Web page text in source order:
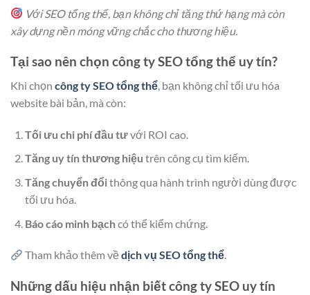
Với SEO tổng thể, bạn không chỉ tăng thứ hạng mà còn
xây dựng nền móng vững chắc cho thương hiệu.
Tại sao nên chọn công ty SEO tổng thể uy tín?
Khi chọn công ty SEO tổng thể, bạn không chỉ tối ưu hóa
website bài bản, mà còn:
Tối ưu chi phí đầu tưvới ROI cao.
Tăng uy tín thương hiệu trên công cụ tìm kiếm.
Tăng chuyển đổithông qua hành trình người dùng được
tối ưu hóa.
Báo cáo minh bạchcó thể kiểm chứng.
Tham khảo thêm vềdịch vụ SEO tổng thể.
Những dấu hiệu nhận biết công ty SEO uy tín